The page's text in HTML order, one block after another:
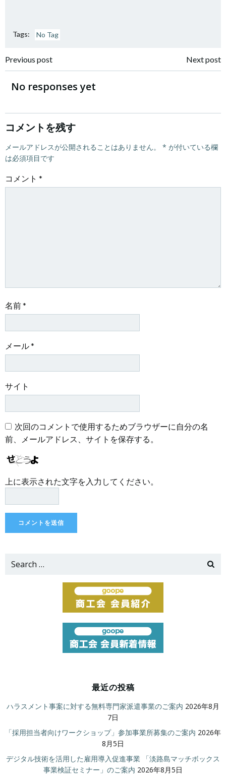
Tags: No Tag
投
稿
ナ
ビ
ゲ
ー
Previous post
ナ
ゲ
Next post
No responses yet
コメントを残す
メールアドレスが公開されることはありません。 * が付いている欄
は必須項目です
コメント *
名前*
メール*
サイト
次回のコメントで使用するためブラウザーに自分の名
前、メールアドレス、サイトを保存する。
上に表示された文字を入力してください。
Search
最近の投稿
ハラスメント事案に対する無料専門家派遣事業のご案内 2026年8月
7日
「採用担当者向けワークショップ」参加事業所募集のご案内 2026年
8月5日
デジタル技術を活用した雇用導入促進事業 「淡路島マッチボックス
事業検証セミナー」のご案内 2026年8月5日